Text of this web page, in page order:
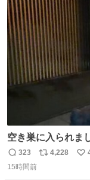
ト
数
数
空き巣に入られま
返
信
323
リ
4,228
い
15時間前